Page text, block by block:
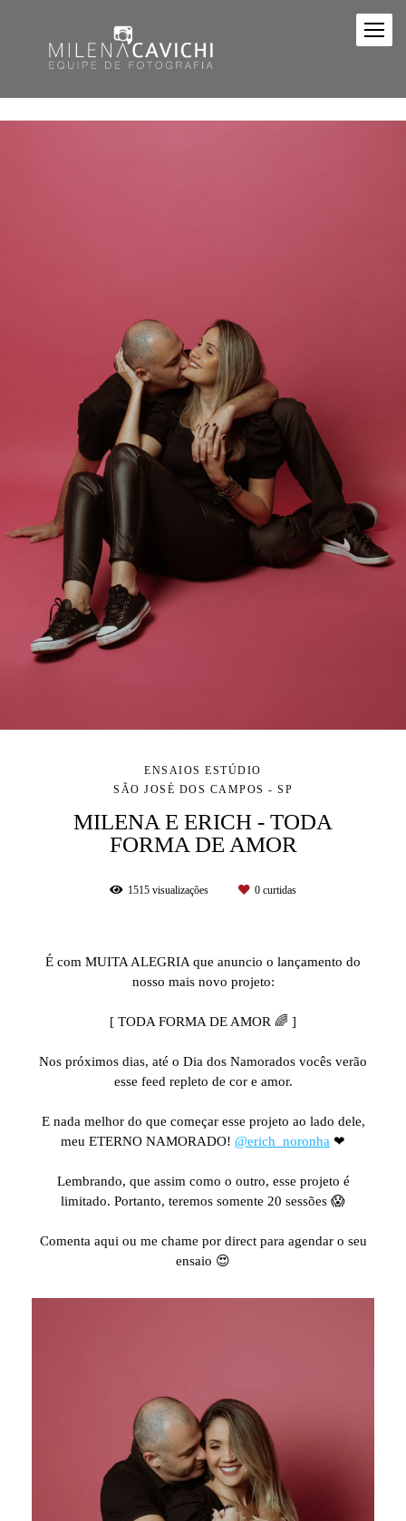
ENSAIOS ESTÚDIO
SÃO JOSÉ DOS CAMPOS - SP
MILENA E ERICH - TODA
FORMA DE AMOR
1515 visualizações 0 curtidas
É com MUITA ALEGRIA que anuncio o lançamento do
nosso mais novo projeto:
[ TODA FORMA DE AMOR 🌈 ]
Nos próximos dias, até o Dia dos Namorados vocês verão
esse feed repleto de cor e amor.
E nada melhor do que começar esse projeto ao lado dele,
meu ETERNO NAMORADO! @erich_noronha ❤
Lembrando, que assim como o outro, esse projeto é
limitado. Portanto, teremos somente 20 sessões 😱
Comenta aqui ou me chame por direct para agendar o seu
ensaio 😍